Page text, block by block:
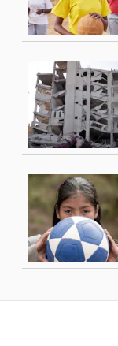
Lees
meer
Lees
meer